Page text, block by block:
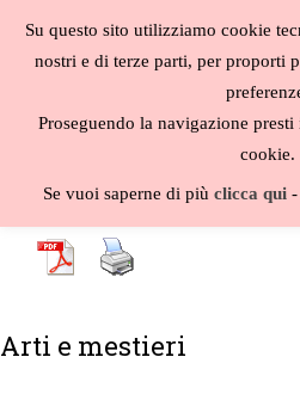
contenuto
- - -G -H -I K
- W
Arti e mestieri
Su questo sito utilizziamo cookie
nostri e di terze parti, per proporti
Proseguendo la navigazione
cookie.
Se vuoi saperne di più clicca qui -